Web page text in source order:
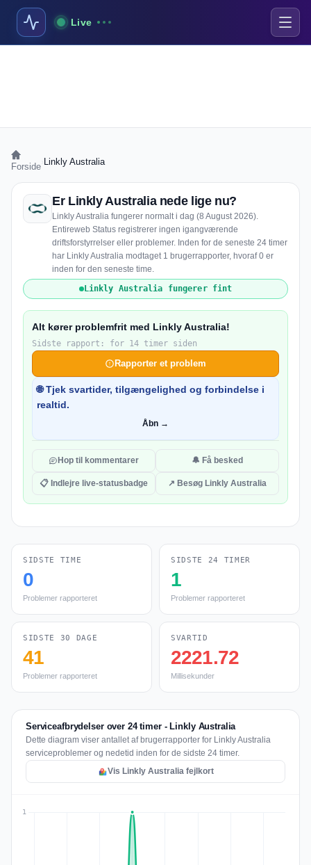
Live
Forside Linkly Australia
Er Linkly Australia nede lige nu?
Linkly Australia fungerer normalt i dag (8 August 2026).
Entireweb Status registrerer ingen igangværende
driftsforstyrrelser eller problemer. Inden for de seneste 24 timer
har Linkly Australia modtaget 1 brugerrapporter, hvoraf 0 er
inden for den seneste time.
Linkly Australia fungerer fint
Alt kører problemfrit med Linkly Australia!
Sidste rapport: for 14 timer siden
Rapporter et problem
🌐 Tjek svartider, tilgængelighed og forbindelse i
realtid.
Åbn →
Hop til kommentarer 🔔 Få besked
📋 Indlejre live-statusbadge ↗ Besøg Linkly Australia
SIDSTE TIME
0
Problemer rapporteret
SIDSTE 24 TIMER
1
Problemer rapporteret
SIDSTE 30 DAGE
41
Problemer rapporteret
SVARTID
2221.72
Millisekunder
Serviceafbrydelser over 24 timer - Linkly Australia
Dette diagram viser antallet af brugerrapporter for Linkly Australia
serviceproblemer og nedetid inden for de sidste 24 timer.
Vis Linkly Australia fejlkort